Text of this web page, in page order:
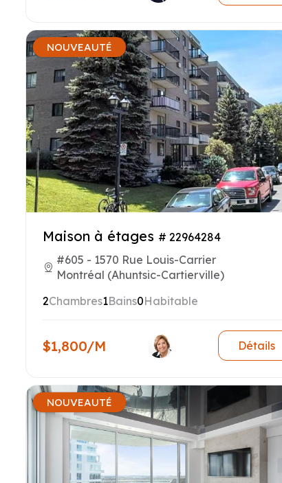
NOUVEAUTÉ
Maison à étages # 22964284
#605 - 1570 Rue Louis-Carrier
Montréal (Ahuntsic-Cartierville)
2Chambres1Bains0Habitable
$1,800/M Détails
NOUVEAUTÉ